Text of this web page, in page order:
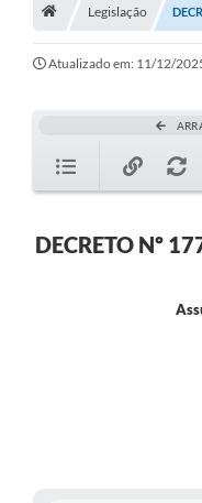
A História
Galeria de Fotos
Legislação
Atualizado em: 11/12/
DECRETO Nº